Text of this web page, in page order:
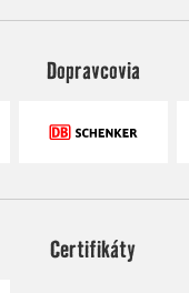
Dopravcovia
Certifikáty